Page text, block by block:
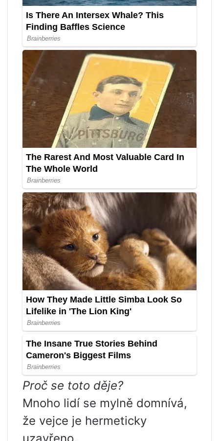
Proč se toto děje?
Mnoho lidí se mylně domnívá,
že vejce je hermeticky
uzavřeno.